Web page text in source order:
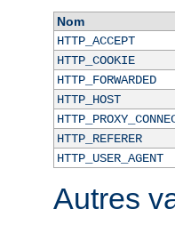
Nom
HTTP_ACCEPT
HTTP_COOKIE
HTTP_FORWARDED
HTTP_HOST
HTTP_REFERER
HTTP_USER_AGENT
Autres